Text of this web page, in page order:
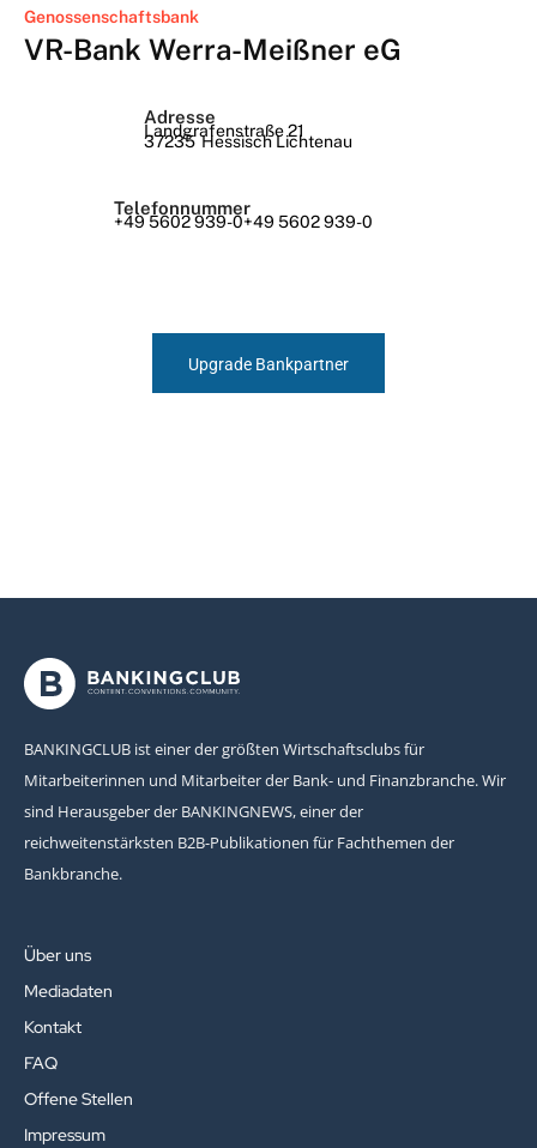
Genossenschaftsbank
VR-Bank Werra-Meißner eG
Adresse
Landgrafenstraße 21
37235 Hessisch Lichtenau
Telefonnummer
+49 5602 939-0+49 5602 939-0
Upgrade Bankpartner
BANKINGCLUB ist einer der größten Wirtschaftsclubs für
Mitarbeiterinnen und Mitarbeiter der Bank- und Finanzbranche. Wir
sind Herausgeber der BANKINGNEWS, einer der
reichweitenstärksten B2B-Publikationen für Fachthemen der
Bankbranche.
Über uns
Mediadaten
Kontakt
FAQ
Offene Stellen
Impressum